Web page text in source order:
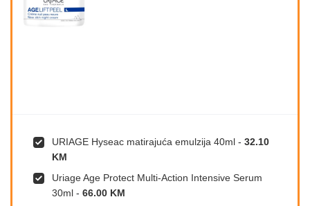
URIAGE Hyseac matirajuća emulzija 40ml - 32.10
KM
Uriage Age Protect Multi-Action Intensive Serum
30ml - 66.00 KM